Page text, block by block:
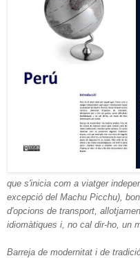
que s'inicia com a viatger
excepció del Machu Picchu),
d'opcions de transport,
idiomàtiques i, no cal dir-ho, un
Barreja de modernitat i de